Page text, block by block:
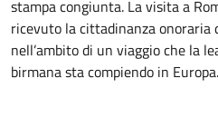
stampa congiunta. La visita a
ricevuto la cittadinanza onoraria
nell’ambito di un viaggio che la
birmana sta compiendo in Europa.